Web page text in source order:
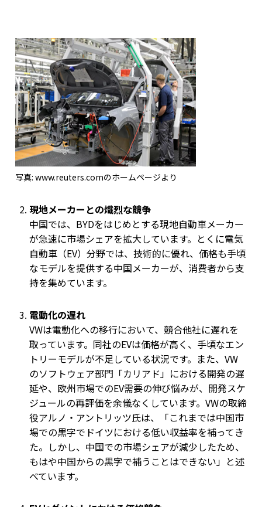
写真: www.reuters.comのホームページより
現地メーカーとの熾烈な競争
中国では、BYDをはじめとする現地自動車メーカー
が急速に市場シェアを拡大しています。とくに電気
自動車（EV）分野では、技術的に優れ、価格も手頃
なモデルを提供する中国メーカーが、消費者から支
持を集めています。
電動化の遅れ
VWは電動化への移行において、競合他社に遅れを
取っています。同社のEVは価格が高く、手頃なエン
トリーモデルが不足している状況です。また、VW
のソフトウェア部門「カリアド」における開発の遅
延や、欧州市場でのEV需要の伸び悩みが、開発スケ
ジュールの再評価を余儀なくしています。VWの取締
役アルノ・アントリッツ氏は、「これまでは中国市
場での黒字でドイツにおける低い収益率を補ってき
た。しかし、中国での市場シェアが減少したため、
もはや中国からの黒字で補うことはできない」と述
べています。